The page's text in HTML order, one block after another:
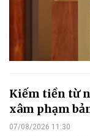
Kiếm tiền từ
xâm phạm
07/08/2026 11:30